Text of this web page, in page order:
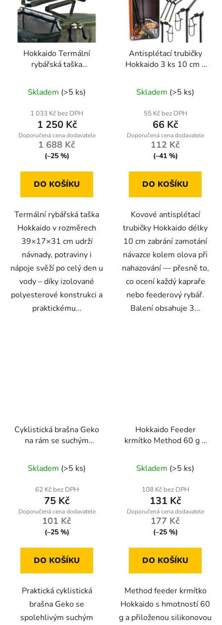
Hokkaido Termální
rybářská taška
W13067
Skladem (>5 ks)
1 033 Kč bez DPH
1 250 Kč
1 688 Kč
(–25 %)
DO KOŠÍKU
Termální rybářská taška
Hokkaido v rozměrech
39×17×31 cm udrží
návnady, potraviny i
nápoje svěží po celý den u
vody – díky izolované
polyesterové konstrukci a
praktickému...
Antisplétací trubičky
Hokkaido 3 ks 10 cm –
montáže
Skladem (>5 ks)
55 Kč bez DPH
66 Kč
112 Kč
(–41 %)
DO KOŠÍKU
Kovové antisplétací
trubičky Hokkaido délky
10 cm zabrání zamotání
návazce kolem olova při
nahazování — přesně to,
co ocení každý kapraře
nebo feederový rybář.
Balení obsahuje 3...
Cyklistická brašna Geko
na rám se suchým
voděodolná s rychlým
uchycením
Skladem (>5 ks)
62 Kč bez DPH
75 Kč
101 Kč
(–25 %)
DO KOŠÍKU
Praktická cyklistická
brašna Geko se
spolehlivým suchým
Hokkaido Feeder
krmítko Method 60 g +
Skladem (>5 ks)
108 Kč bez DPH
131 Kč
177 Kč
(–25 %)
DO KOŠÍKU
Method feeder krmítko
Hokkaido s hmotností 60
g a přiloženou silikonovou